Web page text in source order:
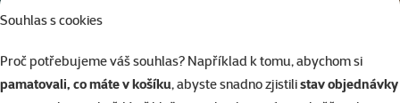
Souhlas s cookies
Proč potřebujeme váš souhlas? Například k tomu, abychom si
pamatovali, co máte v košíku, abyste snadno zjistilistav objednávky